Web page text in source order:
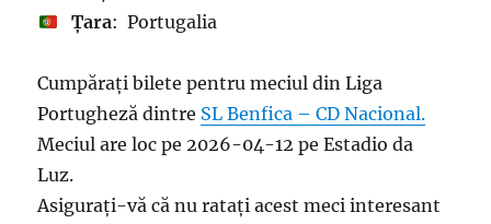
Țara: Portugalia
Cumpărați bilete pentru meciul din Liga
Portugheză dintre SL Benfica – CD Nacional.
Meciul are loc pe 2026-04-12 pe Estadio da
Luz.
Asigurați-vă că nu ratați acest meci interesant